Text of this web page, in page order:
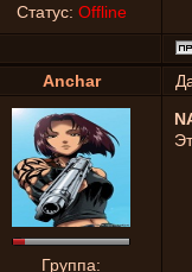
Статус: Offline
Anchar
Группа: